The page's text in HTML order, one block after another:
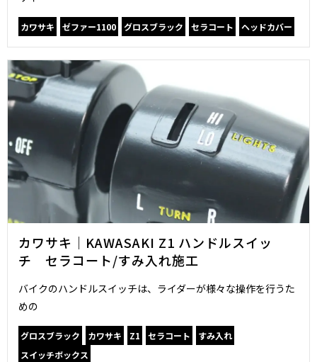
カワサキ ゼファー1100 グロスブラック セラコート ヘッドカバー
カワサキ｜KAWASAKI Z1 ハンドルスイッ
チ セラコート/すみ入れ施工
バイクのハンドルスイッチは、ライダーが様々な操作を行うた
めの
グロスブラック カワサキ Z1 セラコート
すみ入れ
スイッチボックス